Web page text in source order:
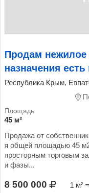
Продам нежилое
назначения
Республика Крым,
45 м²
Продажа от
я общей площадью 45
просторным торговым
и фазы...
8 500 000 1 м²